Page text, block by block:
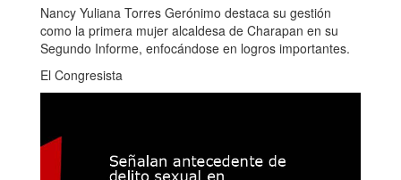
Nancy Yuliana Torres Gerónimo destaca su gestión
como la primera mujer alcaldesa de Charapan en su
Segundo Informe, enfocándose en logros importantes.
El Congresista